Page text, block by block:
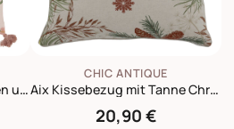
Aix Kissebezug mit Quasten und Blumenmotiv
CHIC ANTIQUE
Aix Kissebezug mit Tanne Christmas
20,90 €